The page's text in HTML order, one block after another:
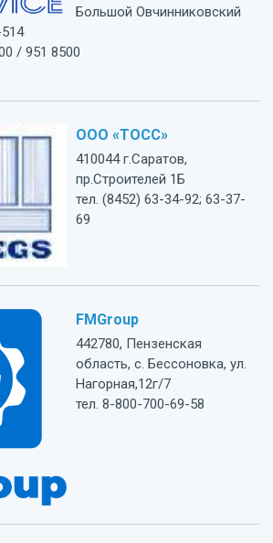
Большой Овчинниковский
/ 951 8500
ООО «ТОСС»
410044 г.Саратов,
пр.Строителей 1Б
тел. (8452) 63-34-92; 63-37-
69
FMGroup
442780, Пензенская
область, с. Бессоновка, ул.
Нагорная,12г/7
тел. 8-800-700-69-58